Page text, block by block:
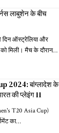
लाबुशेन के बीच
दिन ऑस्ट्रेलिया और
को मिली। मैच के दौरान…
2024: बांग्लादेश के
की प्लेइंग 11
T20 Asia Cup)
का…